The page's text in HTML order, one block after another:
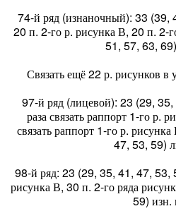
74-й ряд (изнаночный): 33 (39,
20 п. 2-го р. рисунка В, 20 п. 2-
51, 57, 63,
Связать ещё 22 р. рисунков в
97-й ряд (лицевой): 23 (29,
раза связать раппорт 1-го р.
связать раппорт 1-го р.
47, 53, 59)
98-й ряд: 23 (29, 35, 41, 47, 53,
рисунка В, 30 п. 2-го ряда
59) изн.